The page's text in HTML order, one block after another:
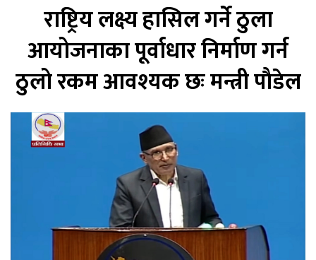
राष्ट्रिय लक्ष्य हासिल गर्ने ठुला
आयोजनाका पूर्वाधार निर्माण गर्न
ठुलो रकम आवश्यक छः मन्त्री पाैडेल